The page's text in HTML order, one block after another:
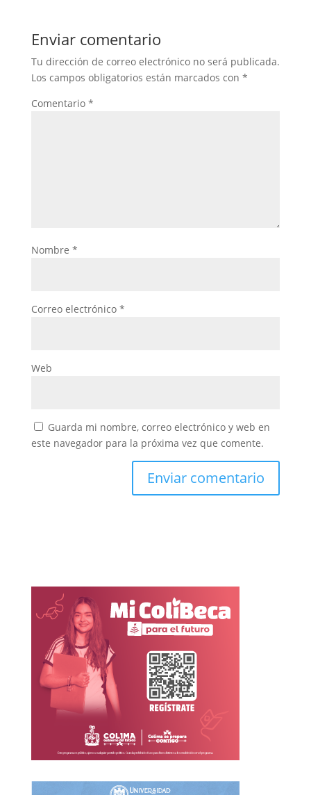
Enviar comentario
Tu dirección de correo electrónico no será publicada.
Los campos obligatorios están marcados con *
Comentario *
Nombre *
Correo electrónico *
Web
Guarda mi nombre, correo electrónico y web en
este navegador para la próxima vez que comente.